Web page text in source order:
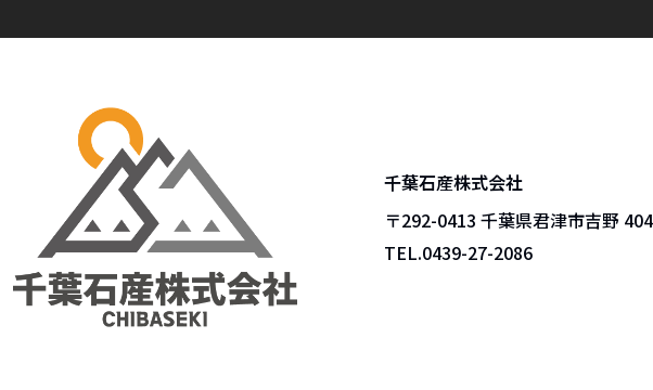
千葉石産株式会社
〒292-0413 千葉県君津市吉野 404
TEL.0439-27-2086